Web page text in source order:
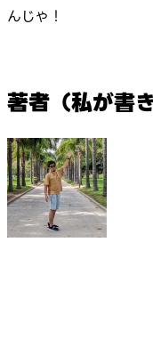
んじゃ！
著者（私が書